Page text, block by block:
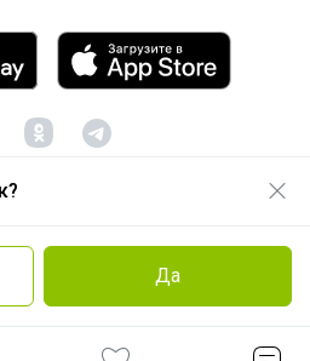
Да
1122468054070, 2012 -2026
пользователя